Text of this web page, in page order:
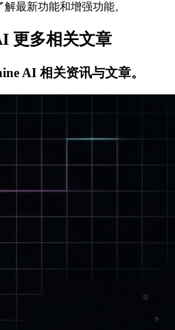
最新功能和增强功能。
更多相关文章
AI 相关资讯与文章。